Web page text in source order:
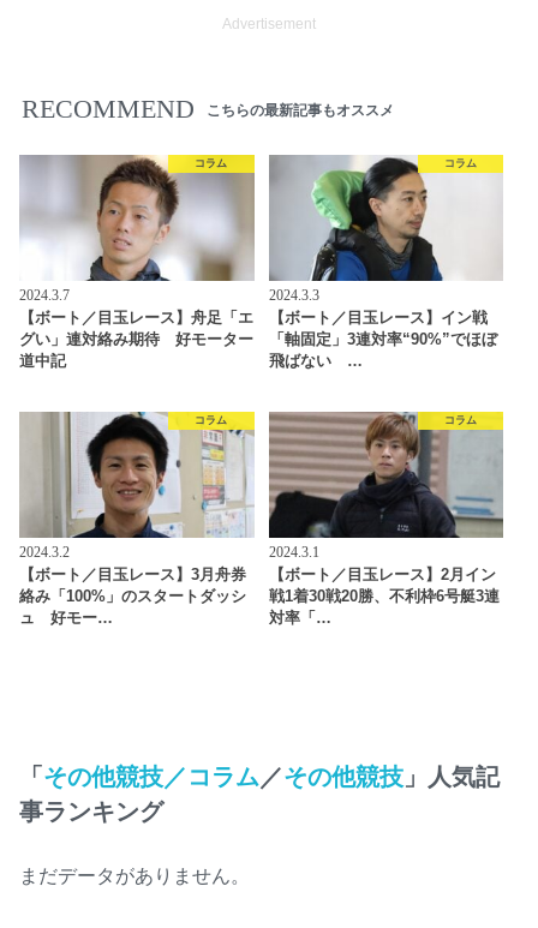
Advertisement
RECOMMEND こちらの最新記事もオススメ
コラム
2024.3.7
【ボート／目玉レース】舟足「エ
グい」連対絡み期待 好モーター
道中記
コラム
2024.3.3
【ボート／目玉レース】イン戦
「軸固定」3連対率“90%”でほぼ
飛ばない …
コラム
2024.3.2
【ボート／目玉レース】3月舟券
絡み「100%」のスタートダッシ
ュ 好モー…
コラム
2024.3.1
【ボート／目玉レース】2月イン
戦1着30戦20勝、不利枠6号艇3連
対率「…
「 その他競技／コラム ／その他競技 」人気記
事ランキング
まだデータがありません。